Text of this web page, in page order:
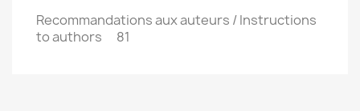
Recommandations aux auteurs / Instructions
to authors 81